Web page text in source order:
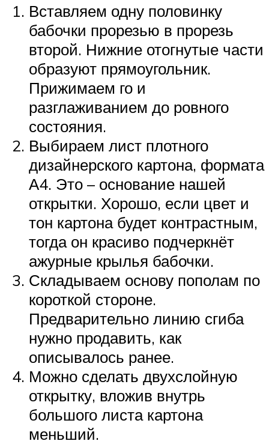
Вставляем одну половинку
бабочки прорезью в прорезь
второй. Нижние отогнутые части
образуют прямоугольник.
Прижимаем го и
разглаживанием до ровного
состояния.
Выбираем лист плотного
дизайнерского картона, формата
А4. Это – основание нашей
открытки. Хорошо, если цвет и
тон картона будет контрастным,
тогда он красиво подчеркнёт
ажурные крылья бабочки.
Складываем основу пополам по
короткой стороне.
Предварительно линию сгиба
нужно продавить, как
описывалось ранее.
Можно сделать двухслойную
открытку, вложив внутрь
большого листа картона
меньший.